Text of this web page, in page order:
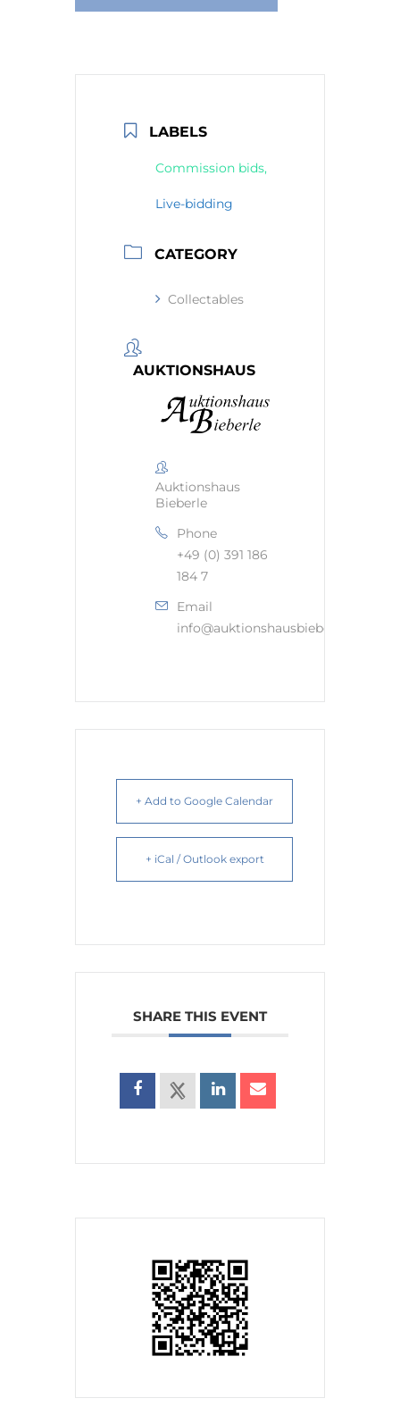
LABELS
Commission bids,
Live-bidding
CATEGORY
Collectables
AUKTIONSHAUS
Auktionshaus
Bieberle
Phone
+49 (0) 391 186
184 7
Email
info@auktionshausbieberle.de
+ Add to Google Calendar
+ iCal / Outlook export
SHARE THIS EVENT